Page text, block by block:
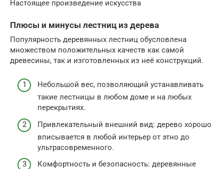
Настоящее произведение искусства
Плюсы и минусы лестниц из дерева
Популярность деревянных лестниц обусловлена
множеством положительных качеств как самой
древесины, так и изготовленных из неё конструкций.
Небольшой вес, позволяющий устанавливать
такие лестницы в любом доме и на любых
перекрытиях.
Привлекательный внешний вид: дерево хорошо
вписывается в любой интерьер от этно до
ультрасовременного.
Комфортность и безопасность: деревянные